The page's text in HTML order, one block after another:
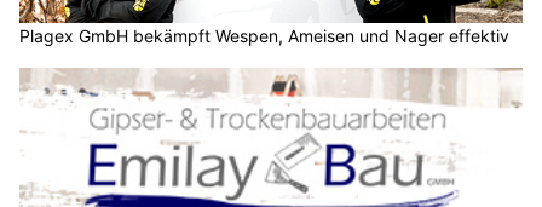
Plagex GmbH bekämpft Wespen, Ameisen und Nager effektiv